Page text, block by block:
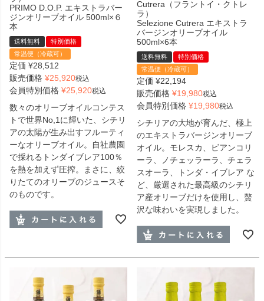
PRIMO D.O.P. エキストラバー
ジンオリーブオイル 500ml×６
本
送料無料
特別価格
常温便（冷蔵可）
定価 ¥28,512
販売価格 ¥25,920税込
会員特別価格 ¥25,920税込
数々のオリーブオイルコンテス
トで世界No,1に輝いた、シチリ
アの太陽が生み出すフルーティ
ーなオリーブオイル。自社農園
で採れるトンダイブレア100％
を熱を加えず圧搾。まさに、絞
りたてのオリーブのジュースそ
のものです。
Cutrera（フラントイ・クトレ
ラ）
Selezione Cutrera エキストラ
バージンオリーブオイル
500ml×6本
送料無料
特別価格
常温便（冷蔵可）
定価 ¥22,194
販売価格 ¥19,980税込
会員特別価格 ¥19,980税込
シチリアの大地が育んだ、極上
のエキストラバージンオリーブ
オイル。モレスカ、ビアンコリ
ーラ、ノチェッラーラ、チェラ
スオーラ、トンダ・イブレア な
ど、厳選された最高級のシチリ
ア産オリーブだけを使用し、贅
沢な味わいを実現しました。